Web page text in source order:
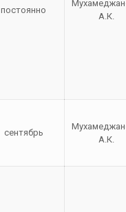
постоянно
А.К.
сентябрь
А.К.